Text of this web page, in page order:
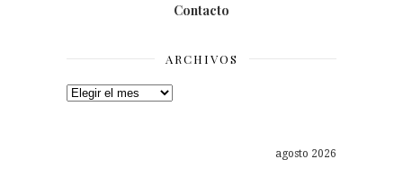
Contacto
ARCHIVOS
Archivos
agosto 2026